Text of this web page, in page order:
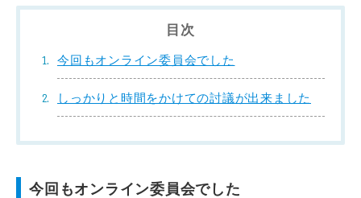
目次
今回もオンライン委員会でした
しっかりと時間をかけての討議が出来ました
今回もオンライン委員会でした